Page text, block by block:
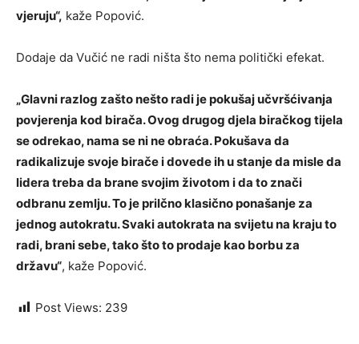
vjeruju“, kaže Popović.
Dodaje da Vučić ne radi ništa što nema politički efekat.
„Glavni razlog zašto nešto radi je pokušaj učvršćivanja
povjerenja kod birača. Ovog drugog djela biračkog tijela
se odrekao, nama se ni ne obraća. Pokušava da
radikalizuje svoje birače i dovede ih u stanje da misle da
lidera treba da brane svojim životom i da to znači
odbranu zemlju. To je prilčno klasično ponašanje za
jednog autokratu. Svaki autokrata na svijetu na kraju to
radi, brani sebe, tako što to prodaje kao borbu za
državu“, kaže Popović.
Post Views: 239